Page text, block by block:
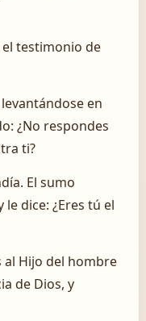
testimonio de
en
¿No respondes
ti?
El sumo
dice: ¿Eres tú el
al Hijo del hombre
de Dios, y